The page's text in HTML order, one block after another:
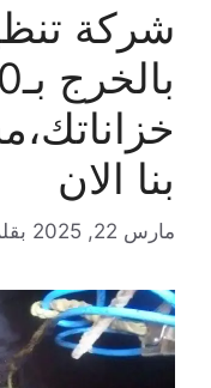
شركة
بنا الان
مارس 22, 2025